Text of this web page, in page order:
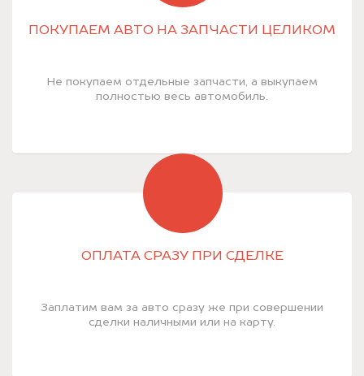
ПОКУПАЕМ АВТО НА ЗАПЧАСТИ ЦЕЛИКОМ
Не покупаем отдельные запчасти, а выкупаем
полностью весь автомобиль.
ОПЛАТА СРАЗУ ПРИ СДЕЛКЕ
Заплатим вам за авто сразу же при совершении
сделки наличными или на карту.